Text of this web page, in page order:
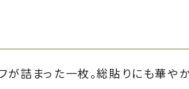
詰まった一枚。総貼りにも華や